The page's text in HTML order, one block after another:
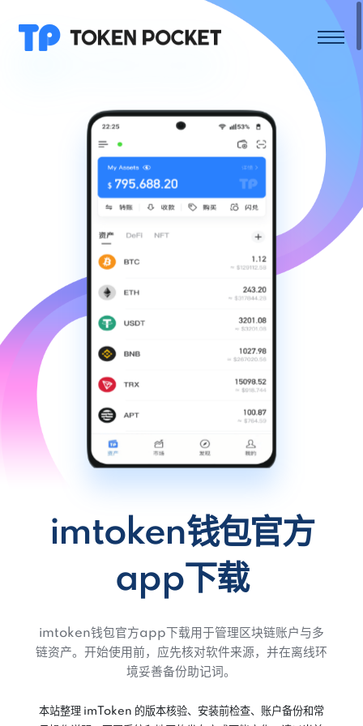
imtoken钱包官方
app下载
imtoken钱包官方app下载用于管理区块链账户与多
链资产。开始使用前，应先核对软件来源，并在离线环
境妥善备份助记词。
本站整理 imToken 的版本核验、安装前检查、账户备份和常